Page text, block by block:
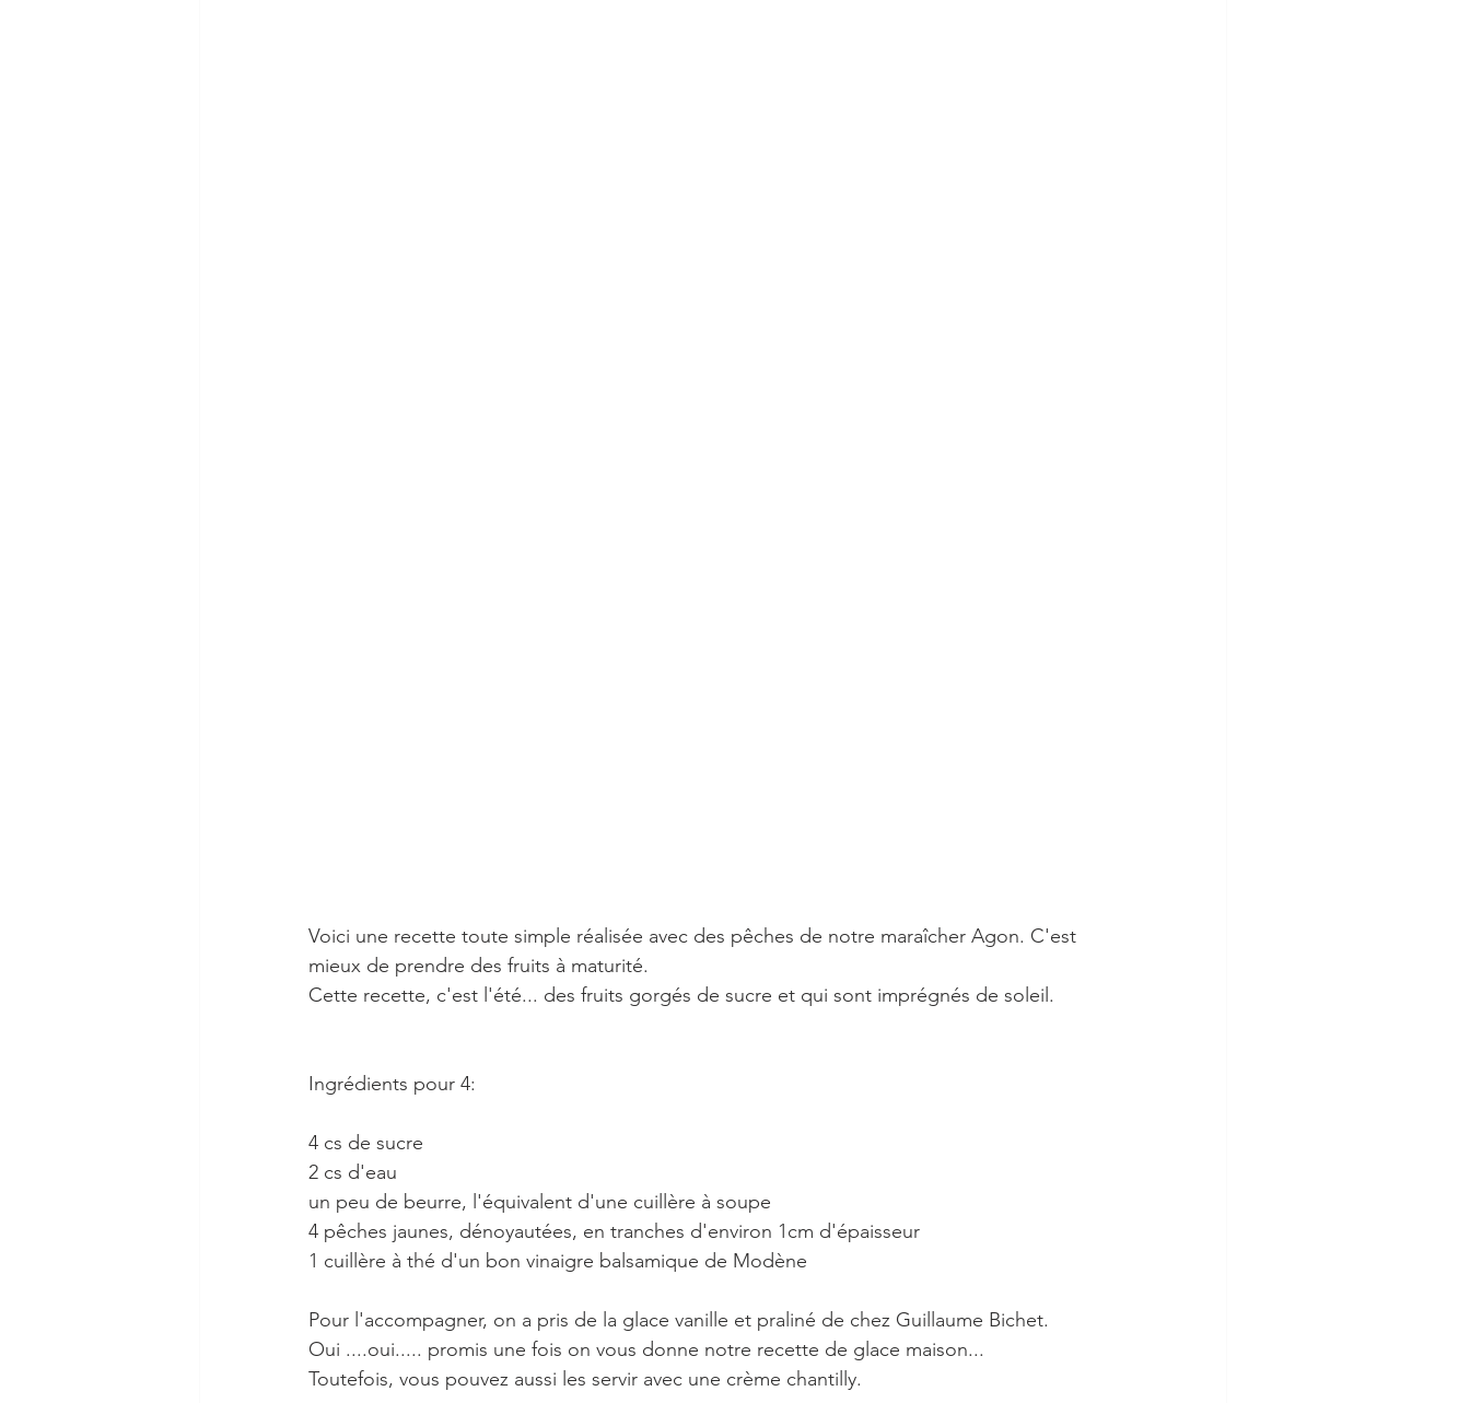
Voici une recette toute simple réalisée avec des pêches de notre maraîcher Agon. C'est
mieux de prendre des fruits à maturité.
Cette recette, c'est l'été... des fruits gorgés de sucre et qui sont imprégnés de soleil.
Ingrédients pour 4:
4 cs de sucre
2 cs d'eau
un peu de beurre, l'équivalent d'une cuillère à soupe
4 pêches jaunes, dénoyautées, en tranches d'environ 1cm d'épaisseur
1 cuillère à thé d'un bon vinaigre balsamique de Modène
Pour l'accompagner, on a pris de la glace vanille et praliné de chez Guillaume Bichet.
Oui ....oui..... promis une fois on vous donne notre recette de glace maison...
Toutefois, vous pouvez aussi les servir avec une crème chantilly.